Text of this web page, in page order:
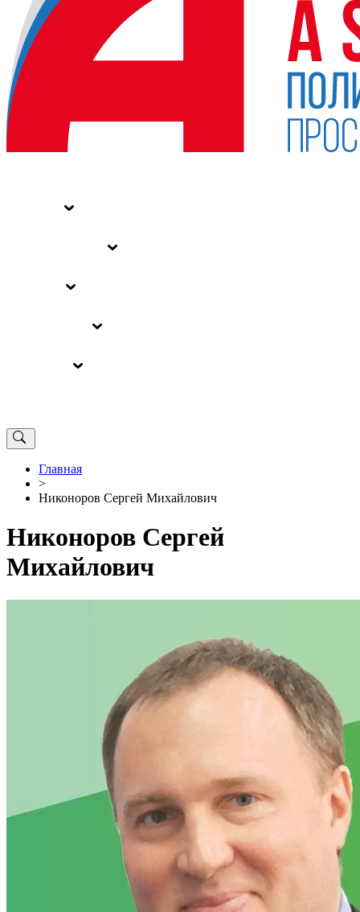
Главная
>
Никоноров Сергей Михайлович
Никоноров Сергей
Михайлович